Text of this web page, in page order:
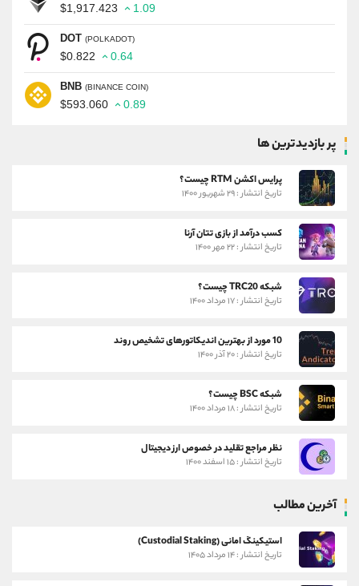
$1,917.423 1.09
DOT (POLKADOT)
$0.822 0.64
BNB (BINANCE COIN)
$593.060 0.89
پر بازدیدترین ها
پرایس اکشن RTM چیست؟
تاریخ انتشار : ۲۹ شهریور ۱۴۰۰
کسب درآمد از بازی تتان آرنا
تاریخ انتشار : ۲۲ مهر ۱۴۰۰
شبکه TRC20 چیست؟
تاریخ انتشار : ۱۷ مرداد ۱۴۰۰
10 مورد از بهترین اندیکاتورهای تشخیص روند
تاریخ انتشار : ۲۰ آذر ۱۴۰۰
شبکه BSC چیست؟
تاریخ انتشار : ۱۸ مرداد ۱۴۰۰
نظر مراجع تقلید در خصوص ارز دیجیتال
تاریخ انتشار : ۱۵ اسفند ۱۴۰۰
آخرین مطالب
استیکینگ امانی (Custodial Staking)
تاریخ انتشار : ۱۴ مرداد ۱۴۰۵